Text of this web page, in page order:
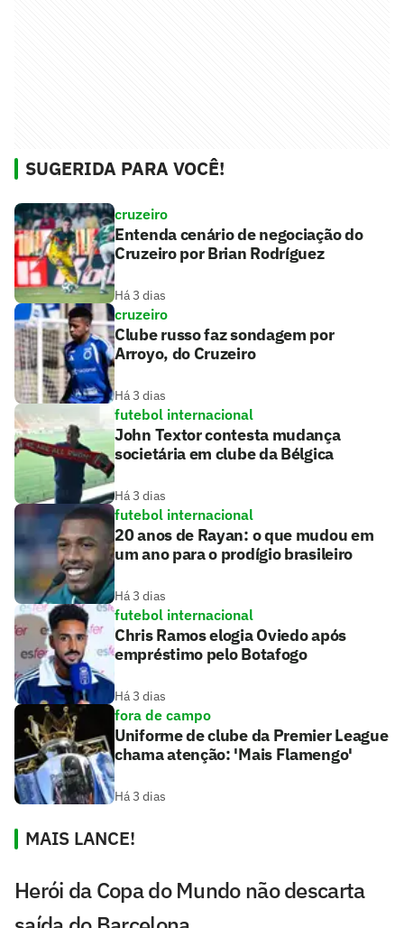
SUGERIDA PARA VOCÊ!
cruzeiro
Entenda cenário de negociação do
Cruzeiro por Brian Rodríguez
Há 3 dias
cruzeiro
Clube russo faz sondagem por
Arroyo, do Cruzeiro
Há 3 dias
futebol internacional
John Textor contesta mudança
societária em clube da Bélgica
Há 3 dias
futebol internacional
20 anos de Rayan: o que mudou em
um ano para o prodígio brasileiro
Há 3 dias
futebol internacional
Chris Ramos elogia Oviedo após
empréstimo pelo Botafogo
Há 3 dias
fora de campo
Uniforme de clube da Premier League
chama atenção: 'Mais Flamengo'
Há 3 dias
MAIS LANCE!
Herói da Copa do Mundo não descarta